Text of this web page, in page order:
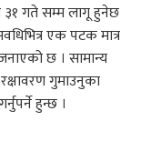
३१ गते सम्म लागू हुनेछ
एक पटक मात्र
छ । सामान्य
गुमाउनुका
हुन्छ ।